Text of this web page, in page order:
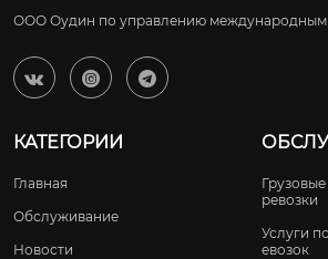
ООО Оудин по управлению
  
КАТЕГОРИИ
Главная
Обслуживание
Новости
ревозки
Услуги
евозок